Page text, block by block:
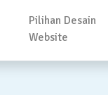
Pilihan Desain
Website